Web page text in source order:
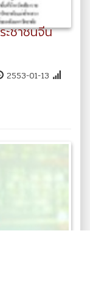
ะชาชนจีน
2553-01-13